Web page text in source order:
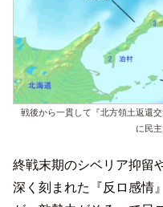
戦後から一貫して『北方領土返還
に民
終戦末期のシベリア抑留
深く刻まれた『反ロ感情